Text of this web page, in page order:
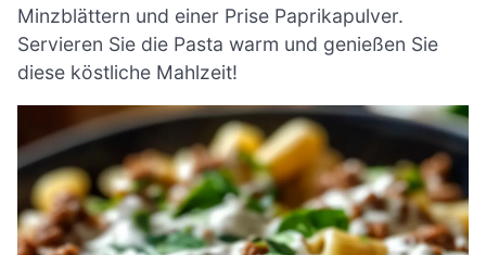
Minzblättern und einer Prise Paprikapulver.
Servieren Sie die Pasta warm und genießen Sie
diese köstliche Mahlzeit!